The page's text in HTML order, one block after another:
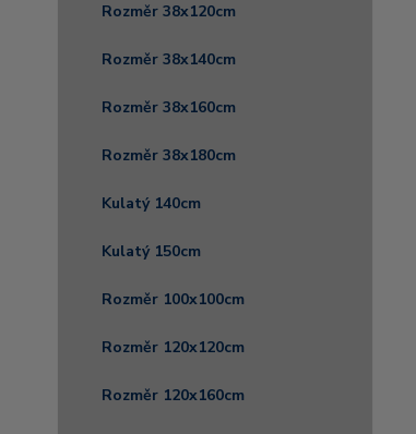
Rozměr 38x120cm
Rozměr 38x140cm
Rozměr 38x160cm
Rozměr 38x180cm
Kulatý 140cm
Kulatý 150cm
Rozměr 100x100cm
Rozměr 120x120cm
Rozměr 120x160cm